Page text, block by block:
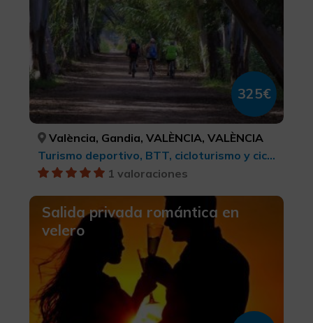
325€
València, Gandia, VALÈNCIA, VALÈNCIA
Turismo deportivo, BTT, cicloturismo y ciclismo
1 valoraciones
Salida privada romántica en
velero